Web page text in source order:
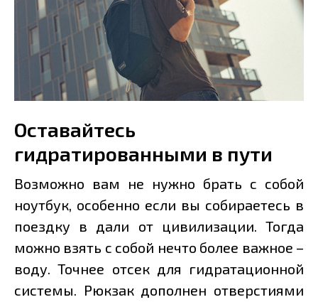
Оставайтесь
гидратированными в пути
Возможно вам не нужно брать с собой
ноутбук, особенно если вы собираетесь в
поездку в дали от цивилизации. Тогда
можно взять с собой нечто более важное –
воду. Точнее отсек для гидратационной
системы. Рюкзак дополнен отверстиями